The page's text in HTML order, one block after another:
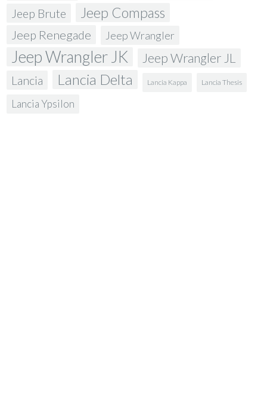
Jeep Brute Jeep Compass
Jeep Renegade Jeep Wrangler
Jeep Wrangler JK Jeep Wrangler JL
Lancia Lancia Delta Lancia Kappa Lancia Thesis
Lancia Ypsilon